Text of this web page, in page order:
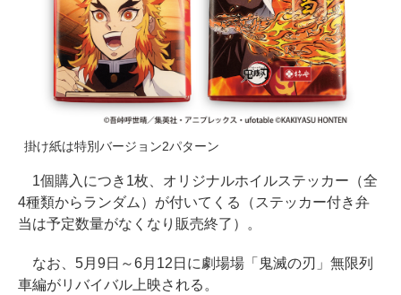
掛け紙は特別バージョン2パターン
1個購入につき1枚、オリジナルホイルステッカー（全
4種類からランダム）が付いてくる（ステッカー付き弁
当は予定数量がなくなり販売終了）。
なお、5月9日～6月12日に劇場場「鬼滅の刃」無限列
車編がリバイバル上映される。